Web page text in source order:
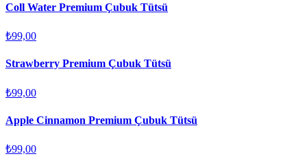
Coll Water Premium Çubuk Tütsü
₺99,00
Strawberry Premium Çubuk Tütsü
₺99,00
Apple Cinnamon Premium Çubuk Tütsü
₺99,00